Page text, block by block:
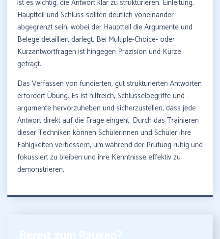
ist es wichtig, die Antwort klar zu strukturieren. Einleitung,
Hauptteil und Schluss sollten deutlich voneinander
abgegrenzt sein, wobei der Hauptteil die Argumente und
Belege detailliert darlegt. Bei Multiple-Choice- oder
Kurzantwortfragen ist hingegen Präzision und Kürze
gefragt.
Das Verfassen von fundierten, gut strukturierten Antworten
erfordert Übung. Es ist hilfreich, Schlüsselbegriffe und -
argumente hervorzuheben und sicherzustellen, dass jede
Antwort direkt auf die Frage eingeht. Durch das Trainieren
dieser Techniken können Schülerinnen und Schüler ihre
Fähigkeiten verbessern, um während der Prüfung ruhig und
fokussiert zu bleiben und ihre Kenntnisse effektiv zu
demonstrieren.